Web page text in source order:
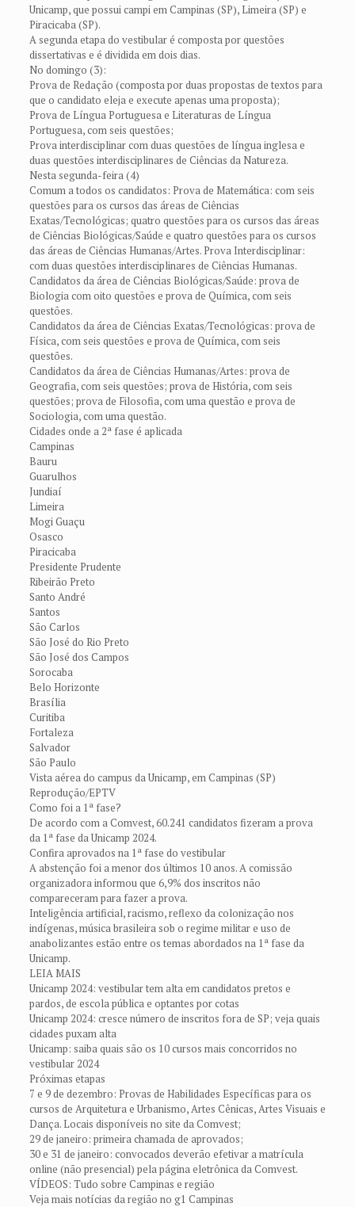
Unicamp, que possui campi em Campinas (SP), Limeira (SP) e
Piracicaba (SP).
A segunda etapa do vestibular é composta por questões
dissertativas e é dividida em dois dias.
No domingo (3):
Prova de Redação (composta por duas propostas de textos para
que o candidato eleja e execute apenas uma proposta);
Prova de Língua Portuguesa e Literaturas de Língua
Portuguesa, com seis questões;
Prova interdisciplinar com duas questões de língua inglesa e
duas questões interdisciplinares de Ciências da Natureza.
Nesta segunda-feira (4)
Comum a todos os candidatos: Prova de Matemática: com seis
questões para os cursos das áreas de Ciências
Exatas/Tecnológicas; quatro questões para os cursos das áreas
de Ciências Biológicas/Saúde e quatro questões para os cursos
das áreas de Ciências Humanas/Artes. Prova Interdisciplinar:
com duas questões interdisciplinares de Ciências Humanas.
Candidatos da área de Ciências Biológicas/Saúde: prova de
Biologia com oito questões e prova de Química, com seis
questões.
Candidatos da área de Ciências Exatas/Tecnológicas: prova de
Física, com seis questões e prova de Química, com seis
questões.
Candidatos da área de Ciências Humanas/Artes: prova de
Geografia, com seis questões; prova de História, com seis
questões; prova de Filosofia, com uma questão e prova de
Sociologia, com uma questão.
Cidades onde a 2ª fase é aplicada
Campinas
Bauru
Guarulhos
Jundiaí
Limeira
Mogi Guaçu
Osasco
Piracicaba
Presidente Prudente
Ribeirão Preto
Santo André
Santos
São Carlos
São José do Rio Preto
São José dos Campos
Sorocaba
Belo Horizonte
Brasília
Curitiba
Fortaleza
Salvador
São Paulo
Vista aérea do campus da Unicamp, em Campinas (SP)
Reprodução/EPTV
Como foi a 1ª fase?
De acordo com a Comvest, 60.241 candidatos fizeram a prova
da 1ª fase da Unicamp 2024.
Confira aprovados na 1ª fase do vestibular
A abstenção foi a menor dos últimos 10 anos. A comissão
organizadora informou que 6,9% dos inscritos não
compareceram para fazer a prova.
Inteligência artificial, racismo, reflexo da colonização nos
indígenas, música brasileira sob o regime militar e uso de
anabolizantes estão entre os temas abordados na 1ª fase da
Unicamp.
LEIA MAIS
Unicamp 2024: vestibular tem alta em candidatos pretos e
pardos, de escola pública e optantes por cotas
Unicamp 2024: cresce número de inscritos fora de SP; veja quais
cidades puxam alta
Unicamp: saiba quais são os 10 cursos mais concorridos no
vestibular 2024
Próximas etapas
7 e 9 de dezembro: Provas de Habilidades Específicas para os
cursos de Arquitetura e Urbanismo, Artes Cênicas, Artes Visuais e
Dança. Locais disponíveis no site da Comvest;
29 de janeiro: primeira chamada de aprovados;
30 e 31 de janeiro: convocados deverão efetivar a matrícula
online (não presencial) pela página eletrônica da Comvest.
VÍDEOS: Tudo sobre Campinas e região
Veja mais notícias da região no g1 Campinas